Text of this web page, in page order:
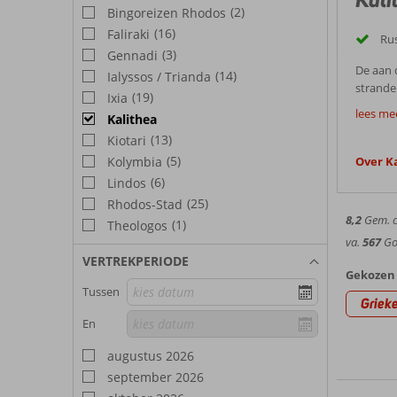
Bingoreizen Rhodos (2)
Faliraki (16)
Gennadi (3)
Ialyssos / Trianda (14)
Ixia (19)
Kalithea
Kiotari (13)
Kolymbia (5)
Lindos (6)
Rhodos-Stad (25)
Theologos (1)
VERTREKPERIODE
Tussen
En
augustus 2026
september 2026
De
Ook de
om
In de
een
Bekijk
Naast
eiland
wat
u tal
In
te
lees
Over
8,2Gem.
va. 567